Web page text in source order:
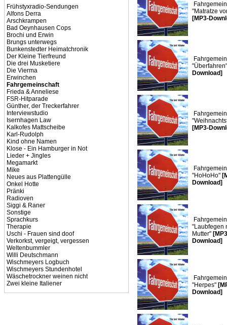
Frühstyxradio-Sendungen
Alfons Derra
Arschkrampen
Bad Oeynhausen Cops
Brochi und Erwin
Brungs unterwegs
Bunkenstedter Heimatchronik
Der Kleine Tierfreund
Die drei Musketiere
Die Vierma
Erwinchen
Fahrgemeinschaft
Frieda & Anneliese
FSR-Hitparade
Günther, der Treckerfahrer
Interviewstudio
Isernhagen Law
Kalkofes Mattscheibe
Karl-Rudolph
Kind ohne Namen
Klose - Ein Hamburger in Not
Lieder + Jingles
Megamarkt
Mike
Neues aus Plattengülle
Onkel Hotte
Pränki
Radioven
Siggi & Raner
Sonstige
Sprachkurs
Therapie
Uschi - Frauen sind doof
Verkorkst, vergeigt, vergessen
Weltenbummler
Willi Deutschmann
Wischmeyers Logbuch
Wischmeyers Stundenhotel
Wäschetrockner weinen nicht
Zwei kleine Italiener
"Matratze
[MP3-
Download]
[MP3-
"HoHoHo"
Download]
"Laubfegen
Mutter"
Download]
"Herpes"
Download]